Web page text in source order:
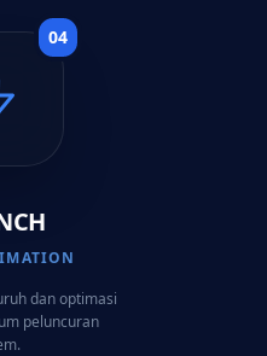
04
dan optimasi
peluncuran